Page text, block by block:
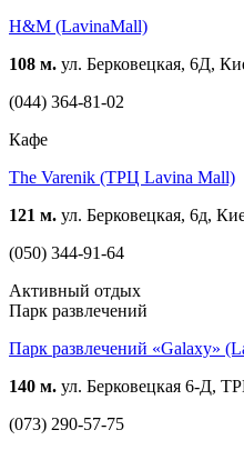
H&M (LavinaMall)
108 м. ул. Берковецкая, 6Д,
(044) 364-81-02
Кафе
The Varenik (ТРЦ Lavina Mall)
121 м. ул. Берковецкая, 6д,
(050) 344-91-64
Активный отдых
Парк развлечений
Парк развлечений «Galaxy»
140 м. ул. Берковецкая 6-Д,
(073) 290-57-75